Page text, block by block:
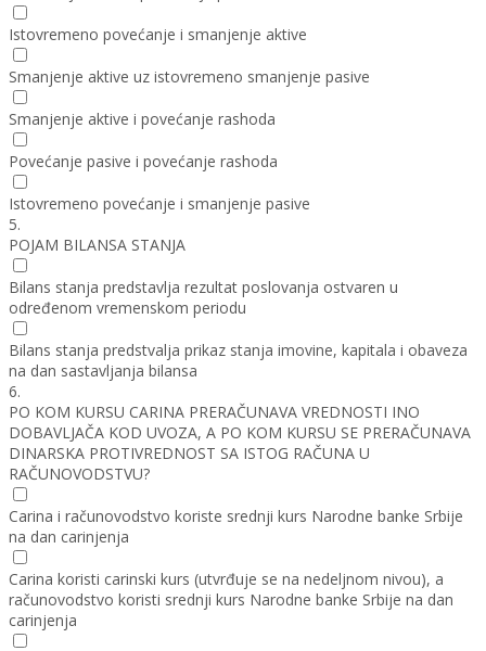
Istovremeno povećanje i smanjenje aktive
Smanjenje aktive uz istovremeno smanjenje pasive
Smanjenje aktive i povećanje rashoda
Povećanje pasive i povećanje rashoda
Istovremeno povećanje i smanjenje pasive
5.
POJAM BILANSA STANJA
Bilans stanja predstavlja rezultat poslovanja ostvaren u
određenom vremenskom periodu
Bilans stanja predstvalja prikaz stanja imovine, kapitala i obaveza
na dan sastavljanja bilansa
6.
PO KOM KURSU CARINA PRERAČUNAVA VREDNOSTI INO
DOBAVLJAČA KOD UVOZA, A PO KOM KURSU SE PRERAČUNAVA
DINARSKA PROTIVREDNOST SA ISTOG RAČUNA U
RAČUNOVODSTVU?
Carina i računovodstvo koriste srednji kurs Narodne banke Srbije
na dan carinjenja
Carina koristi carinski kurs (utvrđuje se na nedeljnom nivou), a
računovodstvo koristi srednji kurs Narodne banke Srbije na dan
carinjenja